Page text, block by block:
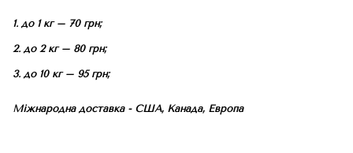
1. до 1 кг – 70 грн;
2. до 2 кг – 80 грн;
3. до 10 кг – 95 грн;
Міжнародна доставка - США, Канада, Европа